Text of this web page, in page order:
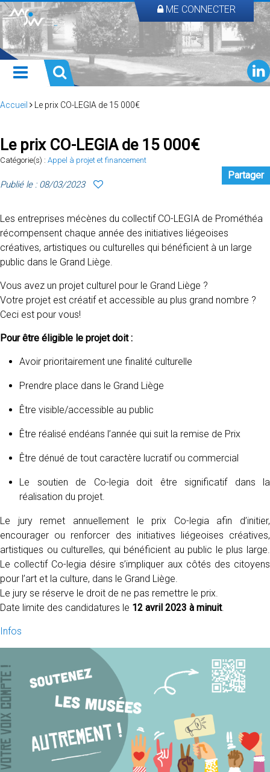
ME CONNECTER
Accueil Le prix CO-LEGIA de 15 000€
Le prix CO-LEGIA de 15 000€
Catégorie(s) : Appel à projet et financement
Publié le : 08/03/2023
Partager
Les entreprises mécènes du collectif CO-LEGIA de Prométhéa
récompensent chaque année des initiatives liégeoises
créatives, artistiques ou culturelles qui bénéficient à un large
public dans le Grand Liège.
Vous avez un projet culturel pour le Grand Liège ?
Votre projet est créatif et accessible au plus grand nombre ?
Ceci est pour vous!
Pour être éligible le projet doit :
Avoir prioritairement une finalité culturelle
Prendre place dans le Grand Liège
Être visible/accessible au public
Être réalisé endéans l’année qui suit la remise de Prix
Être dénué de tout caractère lucratif ou commercial
Le soutien de Co-legia doit être significatif dans la
réalisation du projet.
Le jury remet annuellement le prix Co-legia afin d’initier,
encourager ou renforcer des initiatives liégeoises créatives,
artistiques ou culturelles, qui bénéficient au public le plus large.
Le collectif Co-legia désire s’impliquer aux côtés des citoyens
pour l’art et la culture, dans le Grand Liège.
Le jury se réserve le droit de ne pas remettre le prix.
Date limite des candidatures le 12 avril 2023 à minuit.
Infos